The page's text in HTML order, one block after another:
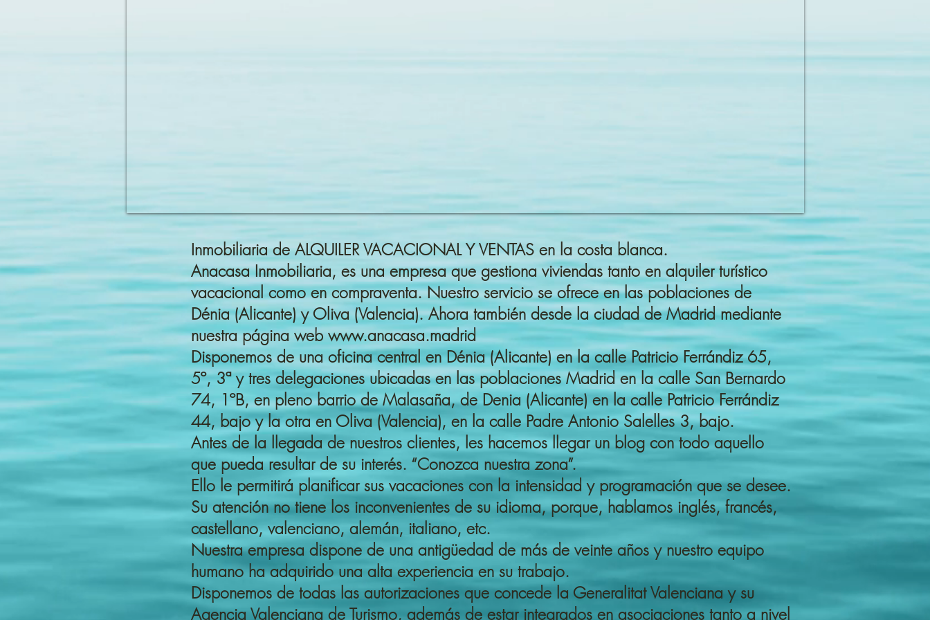
Inmobiliaria de ALQUILER VACACIONAL Y VENTAS en la costa blanca.
Anacasa Inmobiliaria, es una empresa que gestiona viviendas tanto en alquiler turístico
vacacional como en compraventa. Nuestro servicio se ofrece en las poblaciones de
Dénia (Alicante) y Oliva (Valencia). Ahora también desde la ciudad de Madrid mediante
nuestra página webwww.anacasa.madrid
Disponemos de una oficina central en Dénia (Alicante) en la calle Patricio Ferrándiz 65,
5º, 3ª y tres delegaciones ubicadas en las poblaciones Madrid en la calle San Bernardo
74, 1ºB, en pleno barrio de Malasaña, de Denia (Alicante) en la calle Patricio Ferrándiz
44, bajo y la otra en Oliva (Valencia), en la calle Padre Antonio Salelles 3, bajo.
Antes de la llegada de nuestros clientes, les hacemos llegar un blog con todo aquello
que pueda resultar de su interés. “Conozca nuestra zona”.
Ello le permitirá planificar sus vacaciones con la intensidad y programación que se desee.
Su atención no tiene los inconvenientes de su idioma, porque, hablamos inglés, francés,
castellano, valenciano, alemán, italiano, etc.
Nuestra empresa dispone de una antigüedad de más de veinte años y nuestro equipo
humano ha adquirido una alta experiencia en su trabajo.
Disponemos de todas las autorizaciones que concede la Generalitat Valenciana y su
Agencia Valenciana de Turismo, además de estar integrados en asociaciones tanto a nivel